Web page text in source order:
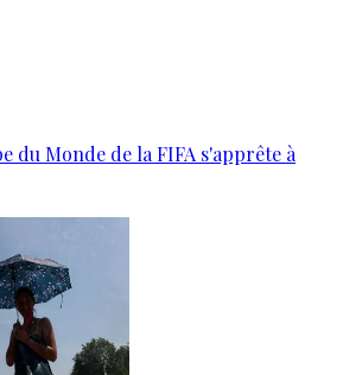
du Monde de la FIFA s'apprête à